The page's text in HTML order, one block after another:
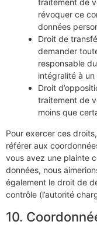
révoquer ce
données
Droit de
demander
responsable
intégralité à
Droit
traitement de
moins que
Pour exercer ces
référer aux
vous avez une plainte
données, nous
également le droit de
contrôle (l’autorité
10.